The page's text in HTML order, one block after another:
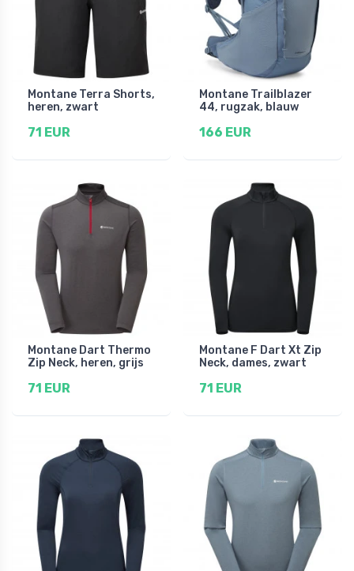
Montane Terra Shorts,
heren, zwart
71 EUR
Montane Trailblazer
44, rugzak, blauw
166 EUR
Montane Dart Thermo
Zip Neck, heren, grijs
71 EUR
Montane F Dart Xt Zip
Neck, dames, zwart
71 EUR